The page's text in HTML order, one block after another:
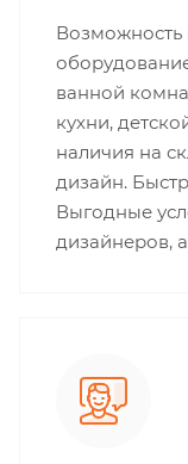
Возможность
ванной
кухни,
наличия на
дизайн.
Выгодные
дизайнеров,